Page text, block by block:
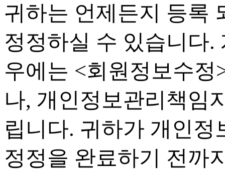
귀하는 언제든지 등록
정정하실 수 있습니다.
우에는 <회원정보수정
나, 개인정보관리책임
립니다. 귀하가 개인정
정정을 완료하기 전까